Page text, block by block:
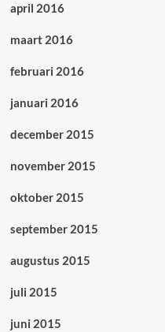
april 2016
maart 2016
februari 2016
januari 2016
december 2015
november 2015
oktober 2015
september 2015
augustus 2015
juli 2015
juni 2015